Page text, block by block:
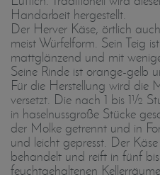
Handarbeit hergestellt.
Der Herver Käse, örtlich
meist Würfelform. Sein Teig
mattglänzend und mit
Seine Rinde ist orange-gelb
Für die Herstellung wird die
versetzt. Die nach 1 bis 1½
in haselnussgroße Stücke
der Molke getrennt und in
und leicht gepresst. Der
behandelt und reift in fünf
feuchtgehaltenen